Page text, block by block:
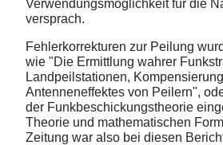
Verwendungsmöglichkeit für die
versprach.
Fehlerkorrekturen zur Peilung
wie "Die Ermittlung wahrer
Landpeilstationen,
Antenneneffektes von Peilern",
der Funkbeschickungstheorie
Theorie und mathematischen
Zeitung war also bei diesen